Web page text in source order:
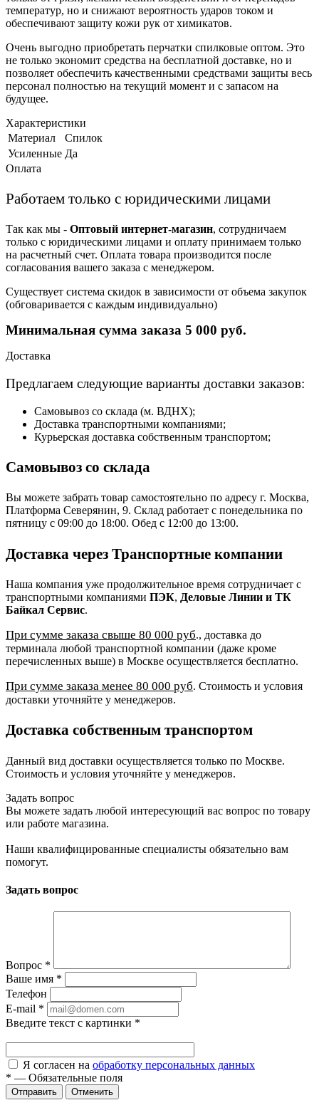
температур, но и снижают вероятность ударов током и
обеспечивают защиту кожи рук от химикатов.
Очень выгодно приобретать перчатки спилковые оптом. Это
не только экономит средства на бесплатной доставке, но и
позволяет обеспечить качественными средствами защиты весь
персонал полностью на текущий момент и с запасом на
будущее.
Характеристики
Материал
Спилок
Усиленные Да
Оплата
Работаем только с юридическими лицами
Так как мы - Оптовый интернет-магазин, сотрудничаем
только с юридическими лицами и оплату принимаем только
на расчетный счет. Оплата товара производится после
согласования вашего заказа с менеджером.
Существует система скидок в зависимости от объема закупок
(обговаривается с каждым индивидуально)
Минимальная сумма заказа 5 000 руб.
Доставка
Предлагаем следующие варианты доставки заказов:
Самовывоз со склада (м. ВДНХ);
Доставка транспортными компаниями;
Курьерская доставка собственным транспортом;
Самовывоз со склада
Вы можете забрать товар самостоятельно по адресу г. Москва,
Платформа Северянин, 9. Склад работает с понедельника по
пятницу с 09:00 до 18:00. Обед с 12:00 до 13:00.
Доставка через Транспортные компании
Наша компания уже продолжительное время сотрудничает с
транспортными компаниями ПЭК, Деловые Линии и ТК
Байкал Сервис.
При сумме заказа свыше 80 000 руб., доставка до
терминала любой транспортной компании (даже кроме
перечисленных выше) в Москве осуществляется бесплатно.
При сумме заказа менее 80 000 руб. Стоимость и условия
доставки уточняйте у менеджеров.
Доставка собственным транспортом
Данный вид доставки осуществляется только по Москве.
Стоимость и условия уточняйте у менеджеров.
Задать вопрос
Вы можете задать любой интересующий вас вопрос по товару
или работе магазина.
Наши квалифицированные специалисты обязательно вам
помогут.
Задать вопрос
Вопрос *
Ваше имя *
Телефон
E-mail *
Введите текст с картинки *
Я согласен на обработку персональных данных
* — Обязательные поля
Отправить Отменить